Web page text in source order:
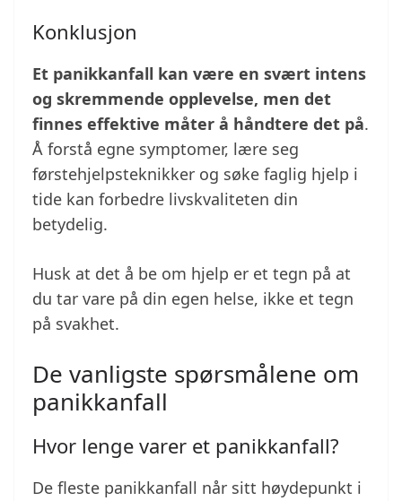
Konklusjon
Et panikkanfall kan være en svært intens
og skremmende opplevelse, men det
finnes effektive måter å håndtere det på.
Å forstå egne symptomer, lære seg
førstehjelpsteknikker og søke faglig hjelp i
tide kan forbedre livskvaliteten din
betydelig.
Husk at det å be om hjelp er et tegn på at
du tar vare på din egen helse, ikke et tegn
på svakhet.
De vanligste spørsmålene om
panikkanfall
Hvor lenge varer et panikkanfall?
De fleste panikkanfall når sitt høydepunkt i